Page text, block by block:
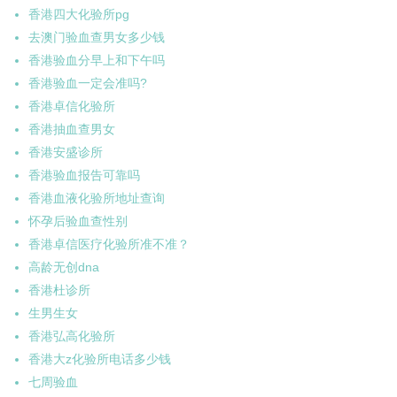
香港四大化验所pg
去澳门验血查男女多少钱
香港验血分早上和下午吗
香港验血一定会准吗?
香港卓信化验所
香港抽血查男女
香港安盛诊所
香港验血报告可靠吗
香港血液化验所地址查询
怀孕后验血查性别
香港卓信医疗化验所准不准？
高龄无创dna
香港杜诊所
生男生女
香港弘高化验所
香港大z化验所电话多少钱
七周验血